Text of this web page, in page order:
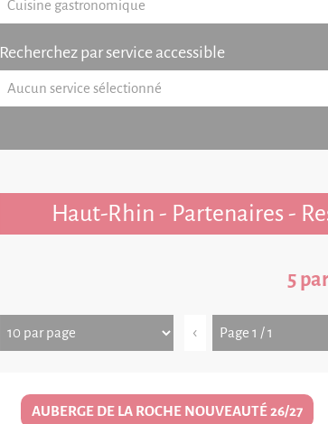
Recherchez par service accessible
Haut-Rhin - Partenaires -
5
‹
AUBERGE DE LA ROCHE NOUVEAUTÉ 26/27